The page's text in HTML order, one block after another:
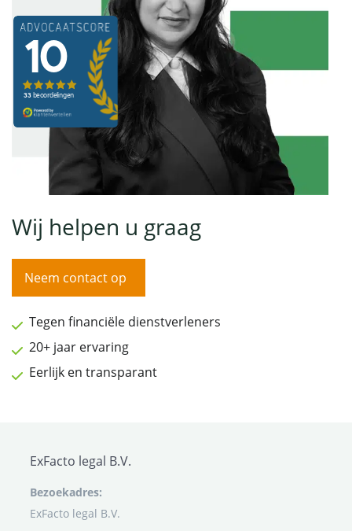
Wij helpen u graag
Neem contact op
Tegen financiële dienstverleners
20+ jaar ervaring
Eerlijk en transparant
ExFacto legal B.V.
Bezoekadres:
ExFacto legal B.V.